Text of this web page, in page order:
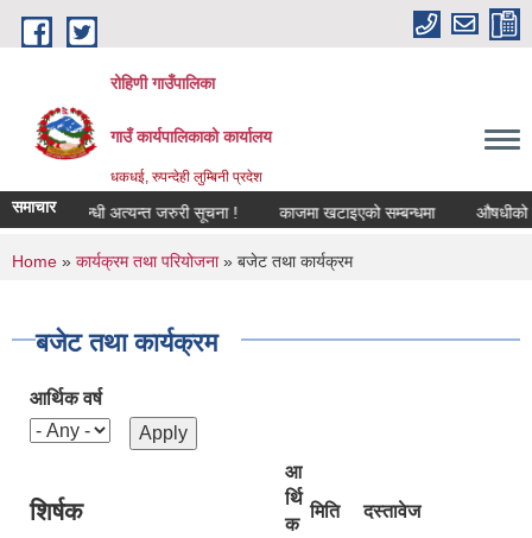
Skip to main content
रोहिणी गाउँपालिका
गाउँ कार्यपालिकाको कार्यालय
धकधई, रुपन्देही लुम्बिनी प्रदेश
समाचारसम्बन्धी अत्यन्त जरुरी सूचना ! काजमा खटाइएको सम्बन्धमा औषधीको
You are here
Home » कार्यक्रम तथा परियोजना» बजेट तथा कार्यक्रम
बजेट तथा कार्यक्रम
आर्थिक वर्ष
शिर्षक
आ
र्थि
क
मिति दस्तावेज